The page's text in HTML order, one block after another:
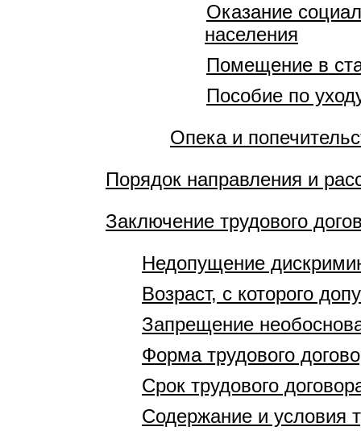
Оказание
населения
Помещение в
Пособие по
Опека и
Порядок направления и
Заключение трудового
Недопущение
Возраст, с которого
Запрещение
Форма трудового
Срок трудового
Содержание и условия